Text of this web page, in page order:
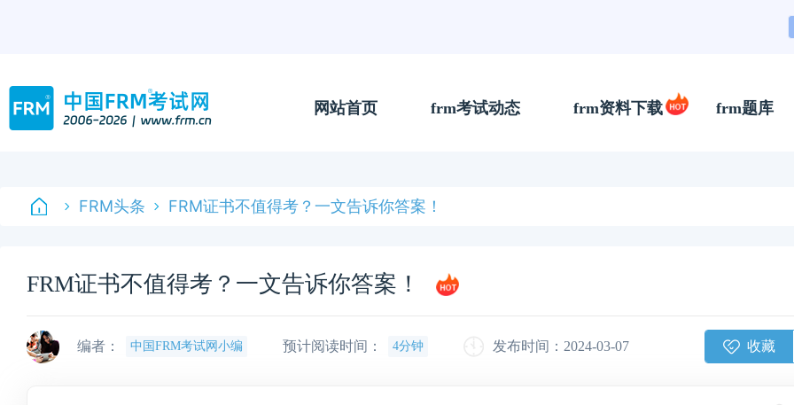
网站首页 frm考试动态 frm资料下载 frm题库
FRM头条 FRM证书不值得考？一文告诉你答案！
FRM证书不值得考？一文告诉你答案！
编者： 中国FRM考试网小编 预计阅读时间： 4分钟 发布时间：2024-03-07 收藏